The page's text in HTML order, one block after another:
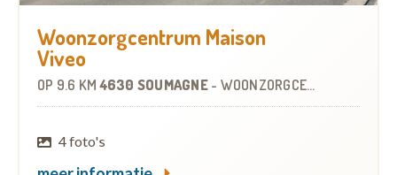
Woonzorgcentrum Maison
Viveo
OP 9.6 KM 4630 SOUMAGNE - WOONZORGCENTRUM (WZC)
4 foto's